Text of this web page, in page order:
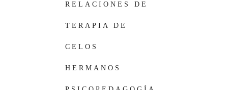
RELACIONES DE
TERAPIA DE
CELOS
HERMANOS